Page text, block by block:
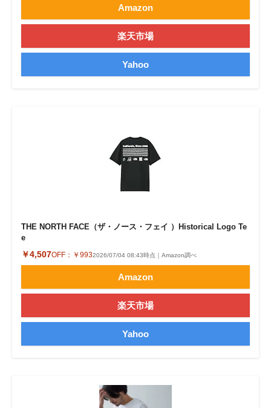
Amazon
楽天市場
Yahoo
THE NORTH FACE（ザ・ノース・フェイ ）Historical Logo Te
e
￥4,507OFF： ￥9932026/07/04 08:43時点｜Amazon調べ
Amazon
楽天市場
Yahoo